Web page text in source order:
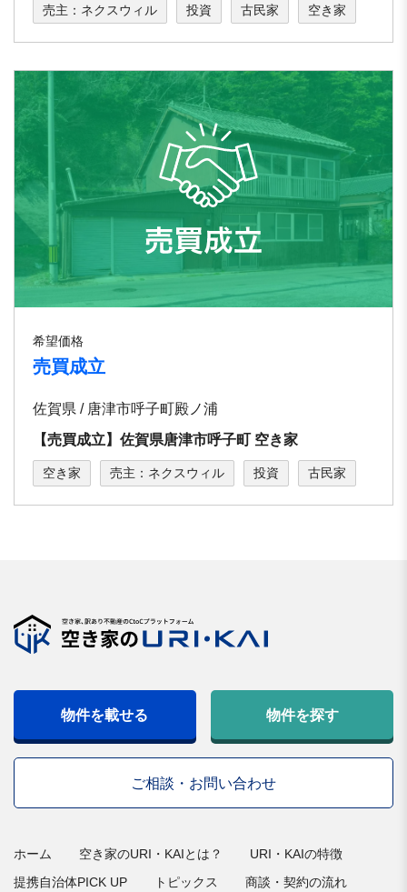
売主：ネクスウィル 投資 古民家 空き家
希望価格
売買成立
佐賀県 / 唐津市呼⼦町殿ノ浦
【売買成立】佐賀県唐津市呼⼦町 空き家
空き家 売主：ネクスウィル 投資 古民家
物件を載せる 物件を探す
ご相談・お問い合わせ
ホーム 空き家のURI・KAIとは？
URI・KAIの特徴
提携自治体PICK UP
トピックス 商談・契約の流れ